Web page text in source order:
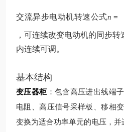
交流异步电动机转速公式n =
，可连续改变电动机的同步
内连续可调。
基本结构
变压器柜：包含高压进出线端
电阻、高压信号采样板、移相
变换为适合功率单元的电压，并